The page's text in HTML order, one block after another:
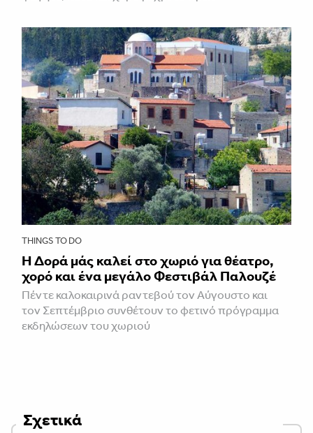
THINGS TO DO
Η Δορά μάς καλεί στο χωριό για θέατρο,
χορό και ένα μεγάλο Φεστιβάλ Παλουζέ
Πέντε καλοκαιρινά ραντεβού τον Αύγουστο και
τον Σεπτέμβριο συνθέτουν το φετινό πρόγραμμα
εκδηλώσεων του χωριού
Σχετικά